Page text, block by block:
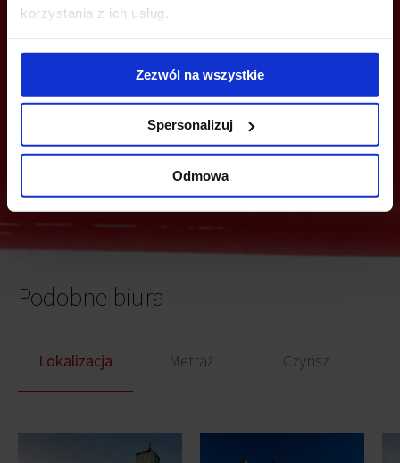
korzystania z ich usług.
Zezwól na wszystkie
Spersonalizuj
Odmowa
Wyślij
Podobne biura
Lokalizacja Metraż Czynsz